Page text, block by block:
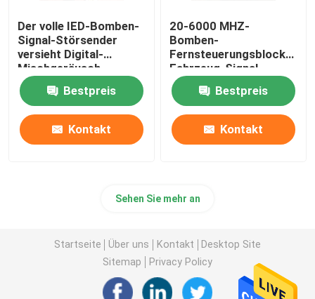
Der volle IED-Bomben-
Signal-Störsender
versieht Digital-
Mischgeräusch-
Stauensystem 20-
500mhz mit einem
Band
Bestpreis
Kontakt
20-6000 MHZ-
Bomben-
Fernsteuerungsblocker,
Fahrzeug-Signal-
Störsender der langen
Strecken-RCIED
Bestpreis
Kontakt
Sehen Sie mehr an
Startseite Über uns Kontakt
Desktop Site
Sitemap
Privacy Policy